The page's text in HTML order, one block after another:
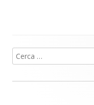
Barra
laterale
Ricerca
per: